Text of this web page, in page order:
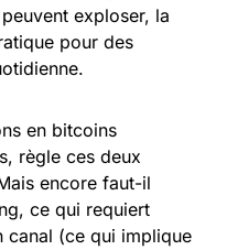
exploser, la
pour des
en bitcoins
règle ces deux
encore faut-il
ce qui requiert
canal (ce qui implique